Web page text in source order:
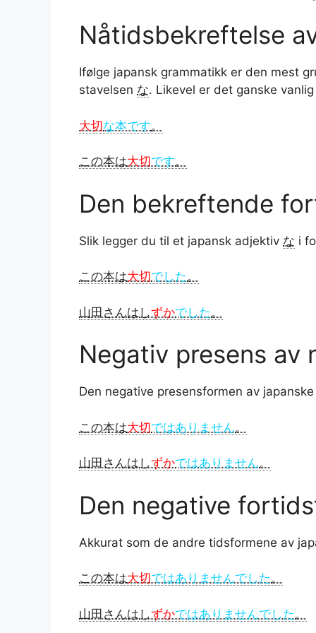
Nåtidsbekreftelse
Ifølge japansk grammatikk er den mest
stavelsen な. Likevel er det ganske
大切な本です。
この本は大切です。
Den bekreftende
Slik legger du til et japansk adjektiv な i
この本は大切でした。
山田さんは しずかでした 。
Negativ presens av
Den negative presensformen av
この本は大切ではありません。
山田さんは しずかではありません。
Den negative
Akkurat som de andre tidsformene av
この本は大切ではありませんでした。
山田さんは しずかではありませんでした 。